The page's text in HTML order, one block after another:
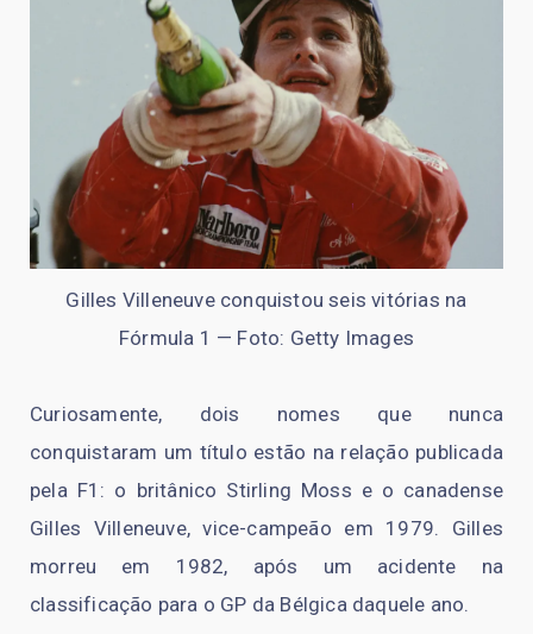
Gilles Villeneuve conquistou seis vitórias na
Fórmula 1 — Foto: Getty Images
Curiosamente, dois nomes que nunca
conquistaram um título estão na relação publicada
pela F1: o britânico Stirling Moss e o canadense
Gilles Villeneuve, vice-campeão em 1979. Gilles
morreu em 1982, após um acidente na
classificação para o GP da Bélgica daquele ano.